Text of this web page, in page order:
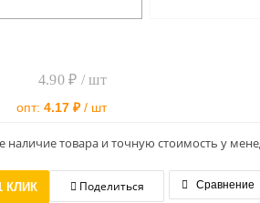
4.90 ₽ / шт
опт: 4.17 ₽/ шт
наличие товара и точную стоимость у
КЛИК Поделиться Сравнение